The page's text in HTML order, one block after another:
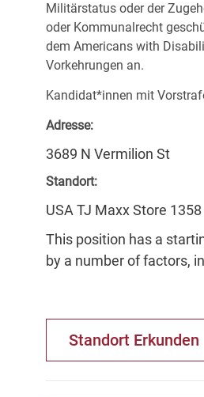
Militärstatus oder der
oder Kommunalrecht
dem Americans with
Vorkehrungen an.
Kandidat*innen mit
Adresse:
3689 N Vermilion St
Standort:
USA TJ Maxx Store
This position has a
by a number of factors,
Standort Erkunden